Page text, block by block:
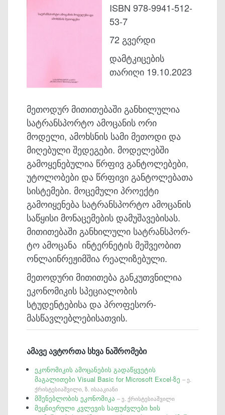
ISBN 978-9941-512-
53-7
72 გვერდი
დამტკიცების
თარიღი 19.10.2023
მეთოდურ მითითებაში განხილულია
სატრანსპორტო ამოცანის ორი
მოდელი, ამოხსნის სამი მეთოდი და
მიღებული შედეგები. მოდელებში
გამოყენებულია წრფივ განტოლებები,
უტოლობები და წრფივი განტოლებათა
სისტემები. მოცემული პროექტი
გამოიყენება სატრან­სპორტო ამოცანის
საწყისი მონაცემების დამუშავებისას.
მითითებაში განხილული სატრანსპორ­
ტო ამოცანა ინტერნეტის მეშვეობით
ონლაინრეჟიმშია რეალიზებული.
მეთოდური მითითება განკუთვნილია
ეკონომიკის სპეციალობის
სტუდენტებისა და პროფესორ-
მასწავლებლებისათვის.
ამავე ავტორთა სხვა ნაშრომები
ეკონომიკის ამოცანების გადაწყვეტის
მაგალითები Visual Basic for Microsoft Excel-ზე– ე.
ქრისტესიაშვილი, ზ. ისააკიანი
მშენებლობის ეკონომიკა– ე. ქრისტესიაშვილი
მეცნიერული კვლევის საფუძვლები ხის